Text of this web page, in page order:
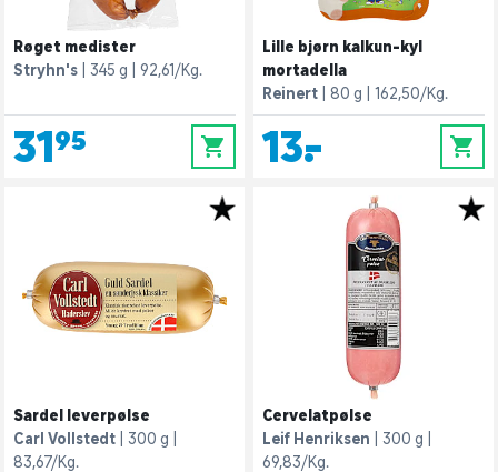
Røget medister
Stryhn's
345 g 92,61/Kg.
31,95 0
Lille bjørn kalkun-kyl
mortadella
Reinert
80 g 162,50/Kg.
13,- 0
Sardel leverpølse
Carl Vollstedt
300 g
83,67/Kg.
Cervelatpølse
Leif Henriksen
300 g
69,83/Kg.